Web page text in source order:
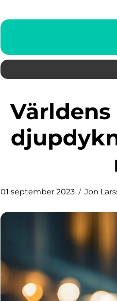
Världens farligaste gäng – En
01 september 2023 Jon